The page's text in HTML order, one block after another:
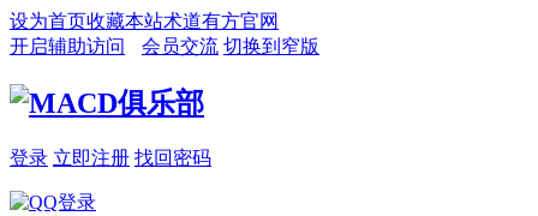
设为首页收藏本站术道有方官网
开启辅助访问
会员交流 切换到窄版
登录 立即注册 找回密码